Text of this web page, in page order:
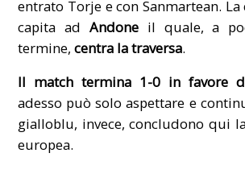
entrato Torje e con Sanmartean. La
capita ad Andoneil quale, a
termine,centra la traversa.
Il match termina 1-0 in favore
adesso può solo aspettare e
gialloblu, invece, concludono qui
europea.